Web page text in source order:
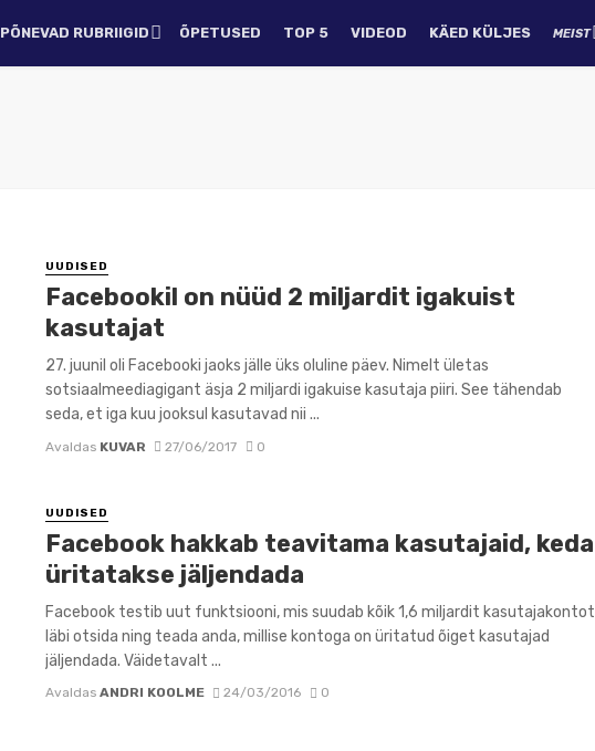
PÕNEVAD RUBRIIGID ÕPETUSED TOP 5 VIDEOD KÄED KÜLJES MEIST
UUDISED
Facebookil on nüüd 2 miljardit igakuist
kasutajat
27. juunil oli Facebooki jaoks jälle üks oluline päev. Nimelt ületas
sotsiaalmeediagigant äsja 2 miljardi igakuise kasutaja piiri. See tähendab
seda, et iga kuu jooksul kasutavad nii ...
Avaldas KUVAR 27/06/2017 0
UUDISED
Facebook hakkab teavitama kasutajaid, keda
üritatakse jäljendada
Facebook testib uut funktsiooni, mis suudab kõik 1,6 miljardit kasutajakontot
läbi otsida ning teada anda, millise kontoga on üritatud õiget kasutajad
jäljendada. Väidetavalt ...
Avaldas ANDRI KOOLME 24/03/2016 0